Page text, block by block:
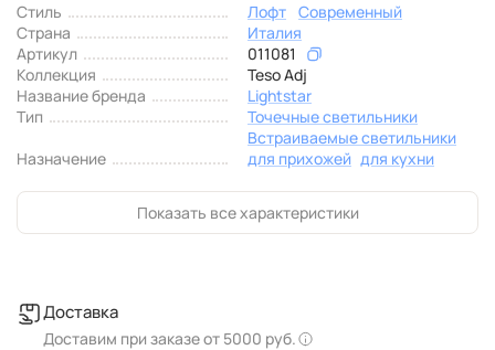
Стиль Лофт Современный
Страна
Италия
Артикул
011081
Коллекция
Teso Adj
Название бренда
Lightstar
Тип
Точечные светильники
Встраиваемые светильники
Назначение
для прихожей для кухни
Показать все характеристики
Доставка
Доставим при заказе от 5000 руб.